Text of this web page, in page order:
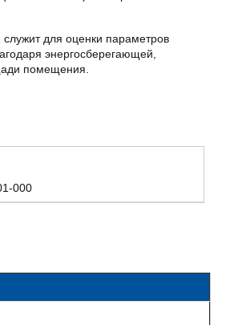
для оценки параметров
энергосберегающей,
помещения.
000